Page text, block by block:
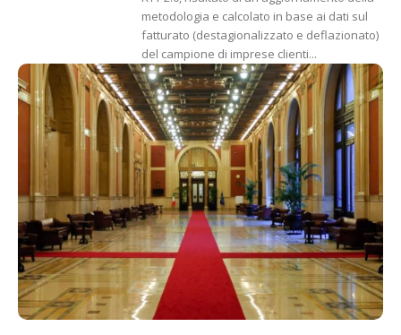
metodologia e calcolato in base ai dati sul
fatturato (destagionalizzato e deflazionato)
del campione di imprese clienti...